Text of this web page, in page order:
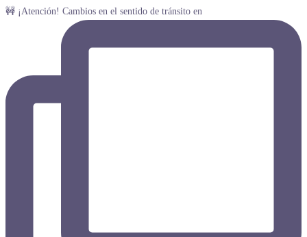
🚧 ¡Atención! Cambios en el sentido de tránsito en